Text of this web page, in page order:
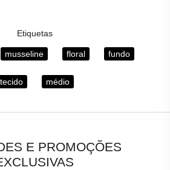
Etiquetas
musseline floral fundo
tecido médio
E PROMOÇÕES